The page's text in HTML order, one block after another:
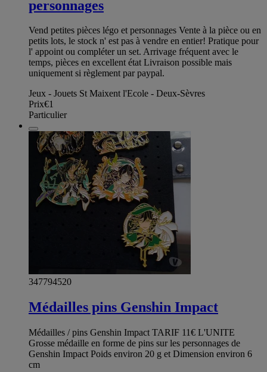
personnages
Vend petites pièces légo et personnages Vente à la pièce ou en
petits lots, le stock n' est pas à vendre en entier! Pratique pour
l' appoint ou compléter un set. Arrivage fréquent avec le
temps, pièces en excellent état Livraison possible mais
uniquement si règlement par paypal.
Jeux - Jouets St Maixent l'Ecole - Deux-Sèvres
Prix€1
Particulier
347794520
Médailles pins Genshin Impact
Médailles / pins Genshin Impact TARIF 11€ L'UNITE
Grosse médaille en forme de pins sur les personnages de
Genshin Impact Poids environ 20 g et Dimension environ 6
cm